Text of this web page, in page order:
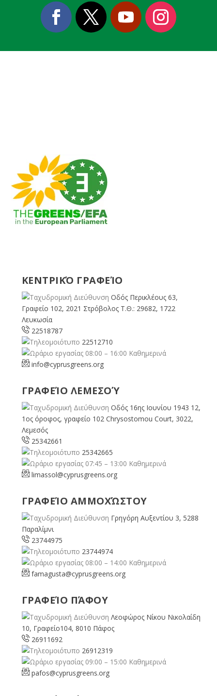
ΚΕΝΤΡΙΚΌ ΓΡΑΦΕΊΟ
Οδός Περικλέους 63,
Γραφείο 102, 2021 Στρόβολος Τ.Θ.: 29682, 1722
Λευκωσία
22518787
22512710
08:00 – 16:00 Καθημερινά
info@cyprusgreens.org
ΓΡΑΦΕΊΟ ΛΕΜΕΣΟΎ
Οδός 16ης Ιουνίου 1943 12,
1ος όροφος, γραφείο 102 Chrysostomou Court, 3022,
Λεμεσός
25342661
25342665
07:45 – 13:00 Καθημερινά
limassol@cyprusgreens.org
ΓΡΑΦΕΊΟ ΑΜΜΟΧΏΣΤΟΥ
Γρηγόρη Αυξεντίου 3, 5288
Παραλίμνι
23744975
23744974
08:00 – 14:00 Καθημερινά
famagusta@cyprusgreens.org
ΓΡΑΦΕΊΟ ΠΆΦΟΥ
Λεοφώρος Νίκου Νικολαίδη
10, Γραφείο104, 8010 Πάφος
26911692
26912319
09:00 – 15:00 Καθημερινά
pafos@cyprusgreens.org